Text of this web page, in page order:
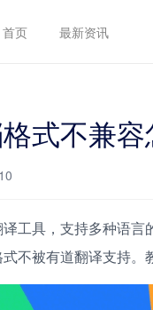
首页 最新资讯
式不兼
工具，支持多种语言
不被有道翻译支持